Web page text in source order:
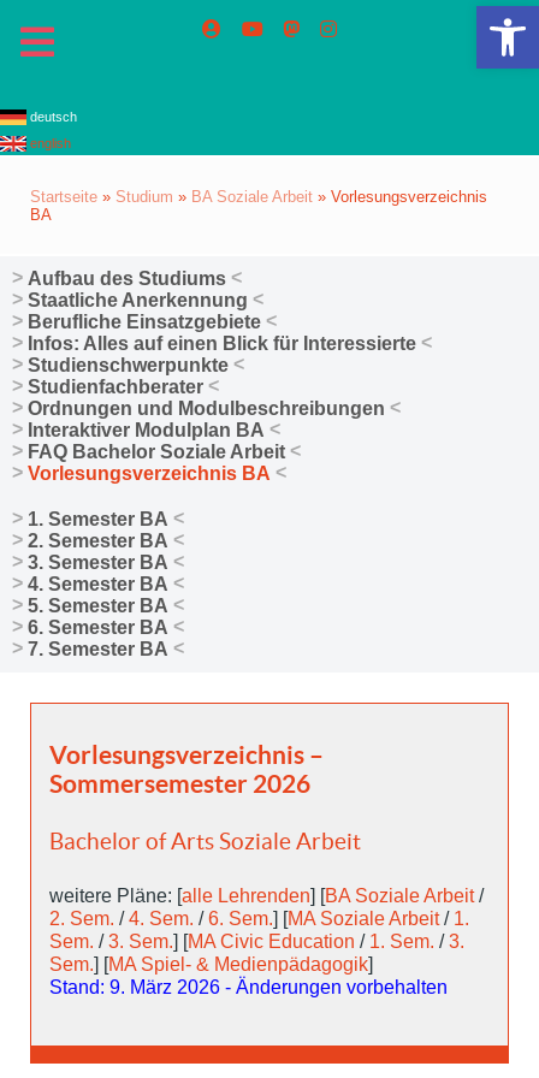
deutsch
english
Startseite » Studium » BA Soziale Arbeit » Vorlesungsverzeichnis
BA
Aufbau des Studiums
Staatliche Anerkennung
Berufliche Einsatzgebiete
Infos: Alles auf einen Blick für Interessierte
Studienschwerpunkte
Studienfachberater
Ordnungen und Modulbeschreibungen
Interaktiver Modulplan BA
FAQ Bachelor Soziale Arbeit
Vorlesungsverzeichnis BA
1. Semester BA
2. Semester BA
3. Semester BA
4. Semester BA
5. Semester BA
6. Semester BA
7. Semester BA
Vorlesungsverzeichnis –
Sommersemester 2026
Bachelor of Arts Soziale Arbeit
weitere Pläne: [alle Lehrenden] [BA Soziale Arbeit/
2. Sem. /4. Sem. /6. Sem.] [MA Soziale Arbeit/ 1.
Sem. /3. Sem.] [MA Civic Education / 1. Sem. /3.
Sem.] [MA Spiel- & Medienpädagogik]
Stand: 9. März 2026 - Änderungen vorbehalten